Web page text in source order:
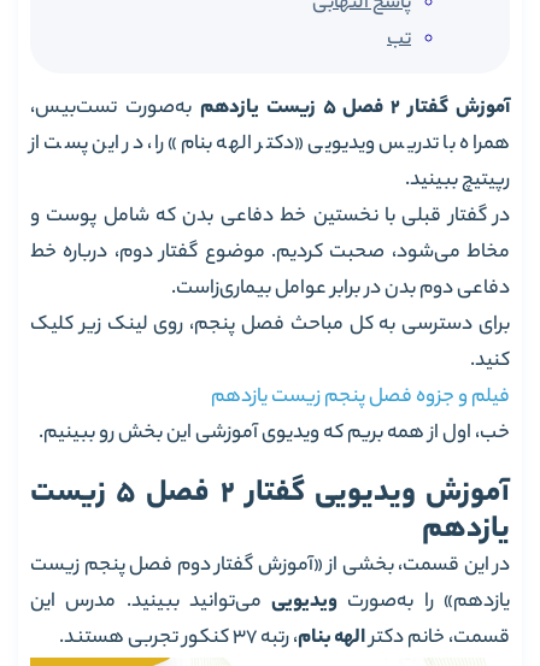
تب
آموزش گفتار 2 فصل 5 زیست یازدهم
به‌صورت تست‌بیس،
همراه با تدریس ویدیویی «دکتر الهه بنام» را، در این پست از
رپیتیچ ببینید.
در گفتار قبلی با نخستین خط دفاعی بدن که شامل پوست و
مخاط می‌شود، صحبت کردیم. موضوع گفتار دوم، درباره خط
دفاعی دوم بدن در برابر عوامل بیماری‌زاست.
برای دسترسی به کل مباحث فصل پنجم، روی لینک زیر کلیک
کنید.
فیلم و جزوه فصل پنجم زیست یازدهم
خب، اول از همه بریم که ویدیوی آموزشی این بخش رو ببینیم.
آموزش ویدیویی گفتار 2 فصل 5 زیست
یازدهم
در این قسمت، بخشی از «آموزش گفتار دوم فصل پنجم زیست
یازدهم» را به‌صورتویدیویی می‌توانید ببینید. مدرس این
قسمت، خانم دکترالهه بنام، رتبه 37 کنکور تجربی هستند.